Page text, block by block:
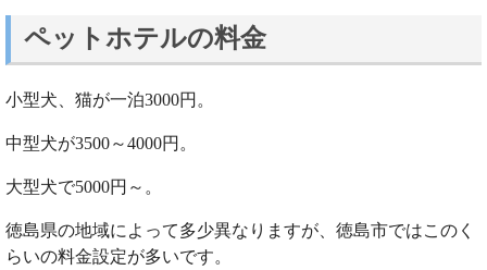
ペットホテルの料金
小型犬、猫が一泊3000円。
中型犬が3500～4000円。
大型犬で5000円～。
徳島県の地域によって多少異なりますが、徳島市ではこのく
らいの料金設定が多いです。